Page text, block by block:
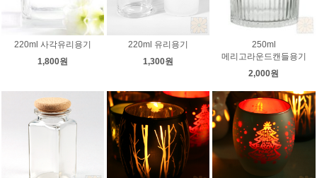
220ml 사각유리용기
1,800원
220ml 유리용기
1,300원
250ml
메리고라운드캔들용기
2,000원